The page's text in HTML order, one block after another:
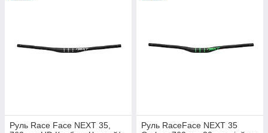
Руль Race Face NEXT 35,
Руль RaceFace NEXT 35